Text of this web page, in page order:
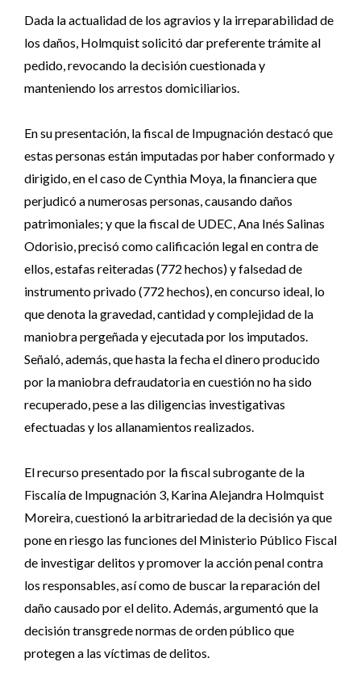
Dada la actualidad de los agravios y la irreparabilidad de
los daños, Holmquist solicitó dar preferente trámite al
pedido, revocando la decisión cuestionada y
manteniendo los arrestos domiciliarios.
En su presentación, la fiscal de Impugnación destacó que
estas personas están imputadas por haber conformado y
dirigido, en el caso de Cynthia Moya, la financiera que
perjudicó a numerosas personas, causando daños
patrimoniales; y que la fiscal de UDEC, Ana Inés Salinas
Odorisio, precisó como calificación legal en contra de
ellos, estafas reiteradas (772 hechos) y falsedad de
instrumento privado (772 hechos), en concurso ideal, lo
que denota la gravedad, cantidad y complejidad de la
maniobra pergeñada y ejecutada por los imputados.
Señaló, además, que hasta la fecha el dinero producido
por la maniobra defraudatoria en cuestión no ha sido
recuperado, pese a las diligencias investigativas
efectuadas y los allanamientos realizados.
El recurso presentado por la fiscal subrogante de la
Fiscalía de Impugnación 3, Karina Alejandra Holmquist
Moreira, cuestionó la arbitrariedad de la decisión ya que
pone en riesgo las funciones del Ministerio Público Fiscal
de investigar delitos y promover la acción penal contra
los responsables, así como de buscar la reparación del
daño causado por el delito. Además, argumentó que la
decisión transgrede normas de orden público que
protegen a las víctimas de delitos.